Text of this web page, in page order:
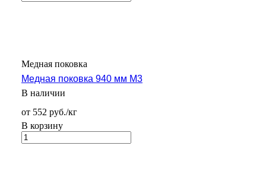
Медная поковка
Медная поковка 940 мм М3
В наличии
от 552 руб./кг
В корзину